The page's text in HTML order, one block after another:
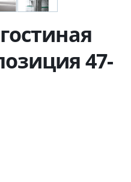
47-